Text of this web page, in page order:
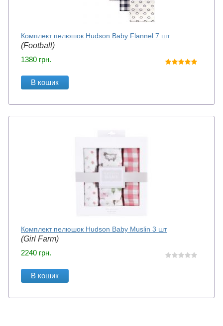
Комплект пелюшок Hudson Baby Flannel 7 шт
(Football)
1380 грн.
В кошик
Комплект пелюшок Hudson Baby Muslin 3 шт
(Girl Farm)
2240 грн.
В кошик